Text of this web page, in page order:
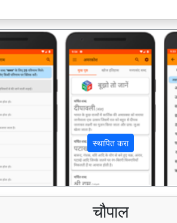
स्थापित करा
चौपाल